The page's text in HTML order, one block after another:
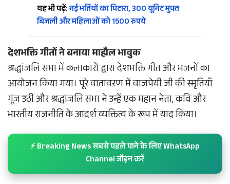
यह भी पढ़ें:नई भर्तियों का पिटारा, 300 यूनिट मुफ्त
बिजली और महिलाओं को 1500 रुपये
देशभक्ति गीतों ने बनाया माहौल भावुक
श्रद्धांजलि सभा में कलाकारों द्वारा देशभक्ति गीत और भजनों का
आयोजन किया गया। पूरे वातावरण में वाजपेयी जी की स्मृतियाँ
गूंज उठीं और श्रद्धांजलि सभा ने उन्हें एक महान नेता, कवि और
भारतीय राजनीति के आदर्श व्यक्तित्व के रूप में याद किया।
⚡ Breaking News सबसे पहले पाने के लिए WhatsApp
Channel जॉइन करें